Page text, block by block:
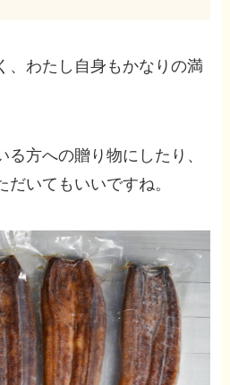
、わたし自身もかなりの満
る方への贈り物にしたり、
いてもいいですね。